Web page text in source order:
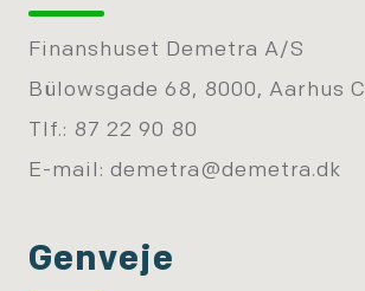
Finanshuset Demetra A/S
Bülowsgade 68, 8000, Aarhus C
Tlf.: 87 22 90 80
E-mail: demetra@demetra.dk
Genveje